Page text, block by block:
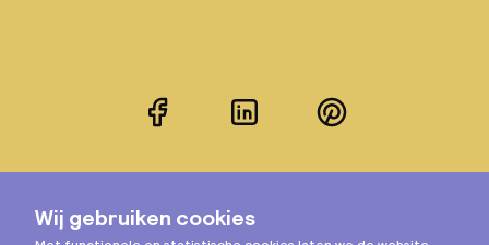
FacebookLinkedInPinterest
Instagram